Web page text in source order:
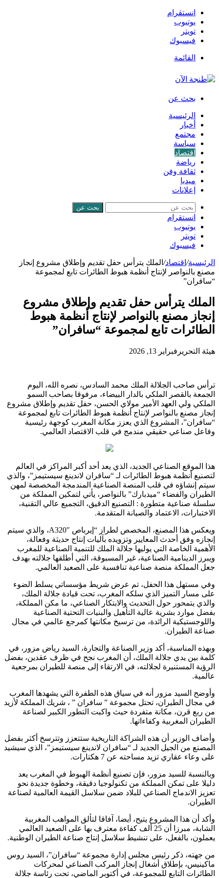
انستقرام
يوتيوب
تويتر
فيسبوك
القائمة
بحث عن
الرئيسية
أخبار
مجتمع
سياسة
اقتصاد
رياضة
ثقافة وفن
ميديا
إعلانات
بحث عن
انستقرام
يوتيوب
تويتر
فيسبوك
الرئيسية/ اقتصاد/ الملك يترأس حفل تقديم وإطلاق مشروع إنجاز
مصنع بالنواصر لإنتاج أنظمة هبوط الطائرات تابع لمجموعة
“سافران”
الملك يترأس حفل تقديم وإطلاق مشروع
إنجاز مصنع بالنواصر لإنتاج أنظمة هبوط
الطائرات تابع لمجموعة “سافران”
هيئة التحرير فبراير 13, 2026
ترأس صاحب الجلالة الملك محمد السادس، نصره الله، اليوم
الجمعة بالقصر الملكي بالدار البيضاء، مرفوقا بصاحب السمو
الملكي ولي العهد الأمير مولاي الحسن، حفل تقديم وإطلاق مشروع
إنجاز مصنع بالنواصر لإنتاج أنظمة هبوط الطائرات تابع لمجموعة
“سافران”، المشروع الذي يعزز مكانة المغرب كوجهة رئيسية
وفاعل صناعي حقيقي مندمج في قلب الاقتصاد العالمي.
هذا الموقع الصناعي الجديد، الذي يعد أحد أكبر المراكز في العالم
لتصنيع أنظمة هبوط الطائرات لـ “سافران لاندينغ سيستيمز”، والذي
سيتم إنشاؤه في قلب المنصة الصناعية المندمجة المخصصة لمهن
الطيران والفضاء “ميدبارك” بالنواصر، يأتي لتمكين المملكة من
سلسلة صناعية متطورة : التصنيع الدقيق، التجميع عالي التقنية،
الاختبارات، الاعتماد والصيانة المتقدمة.
ويعكس هذا المصنع، المخصص لطراز “إيرباص A320″، والذي سيتم
إنجازه وفق أحدث المعايير وتزويده بآليات إنتاج حديثة وفعالة،
الأهمية الخاصة التي يوليها جلالة الملك للتنمية الصناعية للمغرب
ويبرز الدينامية الصناعية، غير المسبوقة، التي أطلقها جلالته بهدف
جعل المملكة منصة صناعية تنافسية على الصعيد العالمي.
وفي مستهل هذا الحفل، تم عرض شريط مؤسساتي يسلط الضوء
على مسار التميز الذي سلكه المغرب، تحت قيادة جلالة الملك،
والذي يتمحور حول التحديث والابتكار الصناعي، ما مكن المملكة،
بفضل موارد بشرية عالية التأهيل والبنيات التحتية الصناعية
واللوجستيكية الرائدة، من ترسيخ مكانتها كمرجع عالمي في مجال
صناعة الطيران.
وبهذه المناسبة، أكد وزير الصناعة والتجارة، السيد رياض مزور، في
كلمة بين يدي جلالة الملك، أن المغرب نجح في ظرف عقدين، بفضل
الرؤية المستنيرة لجلالته، في الارتقاء إلى منصة للطيران بمرجعية
عالمية.
وأوضح السيد مزور أنه في سياق هذه الطفرة التي يشهدها المغرب
في مجال الطيران، تحتل مجموعة ” سافران ” ، شريك المملكة لأزيد
من ربع قرن، مكانة متفردة حيث واكبت التطور الكبير لصناعة
الطيران المغربية وكفاءاتها.
وأضاف الوزير أن هذه الشراكة التاريخية ستتعزز وتترسخ أكثر بفضل
المصنع من الجيل الجديد لـ “سافران لاندينغ سيستيمز”، الذي سيشيد
على وعاء عقاري تزيد مساحته عن 7 هكتارات.
وبالنسبة للسيد مزور، فإن تصنيع أنظمة الهبوط في المغرب يعد
دليلا على تمكن المملكة من تكنولوجيا دقيقة، وخطوة جديدة نحو
تعزيز الاندماج الصناعي للبلاد ضمن سلاسل القيمة العالمية لصناعة
الطيران.
وأكد أن هذا المشروع يتيح، أيضا، آفاقا لتألق المواهب المغربية
الشابة، مبرزا أن 25 ألف كفاءة معترف بها على الصعيد العالمي
يعملون، بالفعل، على تنشيط سلاسل إنتاج صناعة الطيران الوطنية.
من جهته، ذكر رئيس مجلس إدارة مجموعة “سافران”، السيد روس
ماكينيس، بإطلاق أشغال إنجاز المركب الصناعي لمحركات
الطائرات التابع للمجموعة، في أكتوبر الماضي، تحت رئاسة جلالة